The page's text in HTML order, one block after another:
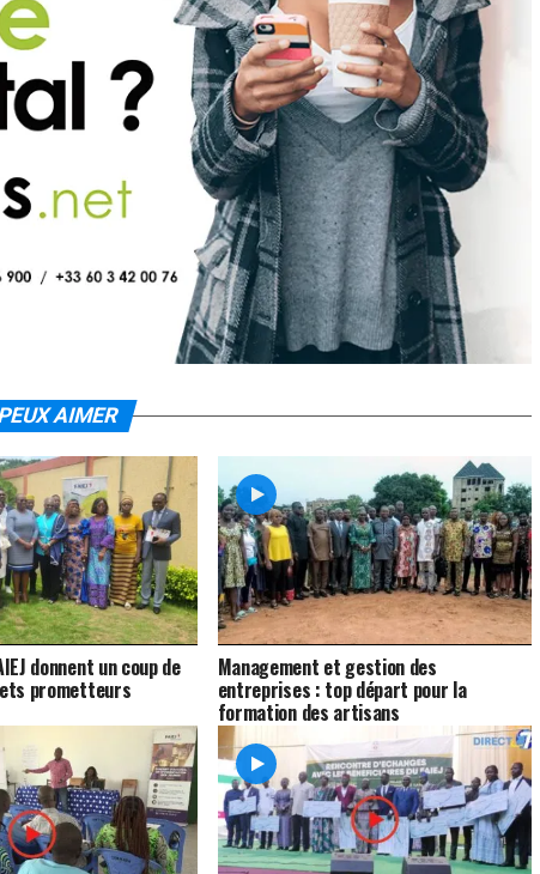
AIMER
donnent un coup de
prometteurs
Management et gestion des
entreprises : top départ pour la
formation des artisans